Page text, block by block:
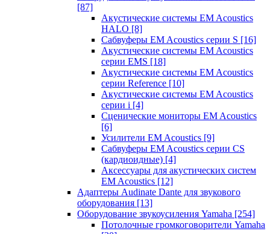
[87]
Акустические системы EM Acoustics
HALO [8]
Сабвуферы EM Acoustics серии S [16]
Акустические системы EM Acoustics
серии EMS [18]
Акустические системы EM Acoustics
серии Reference [10]
Акустические системы EM Acoustics
серии i [4]
Сценические мониторы EM Acoustics
[6]
Усилители EM Acoustics [9]
Сабвуферы EM Acoustics серии CS
(кардиоидные) [4]
Аксессуары для акустических систем
EM Acoustics [12]
Адаптеры Audinate Dante для звукового
оборудования [13]
Оборудование звукоусиления Yamaha [254]
Потолочные громкоговорители Yamaha